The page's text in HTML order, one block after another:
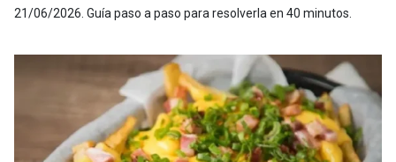
21/06/2026 Guía paso a paso para resolverla en 40 minutos.